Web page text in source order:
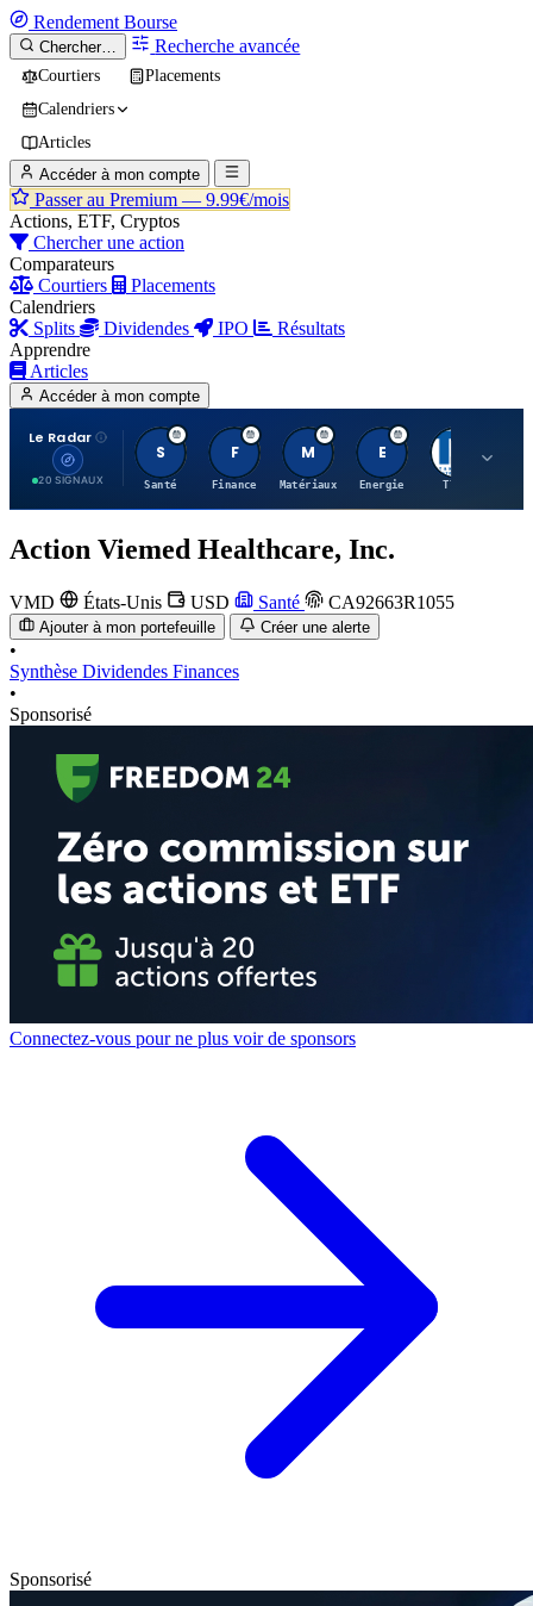
Rendement Bourse
Chercher… Recherche avancée
Courtiers
Placements
Calendriers
Articles
Accéder à mon compte
Passer au Premium — 9.99€/mois
Actions, ETF, Cryptos
Chercher une action
Comparateurs
Courtiers
Placements
Calendriers
Splits
Dividendes IPO
Résultats
Apprendre
Articles
Accéder à mon compte
Le Radar
20 SIGNAUX
S
Santé
F
Finance
M
Matériaux
E
Energie TTWO
Action Viemed Healthcare, Inc.
VMD États-Unis USD Santé CA92663R1055
Ajouter à mon portefeuille Créer une alerte
•
Synthèse Dividendes Finances
•
Sponsorisé
Connectez-vous pour ne plus voir de sponsors
Sponsorisé